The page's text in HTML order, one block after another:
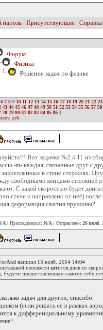
пароль | Присутствующие | Справка
Форум
Физика
Решение задач по физике
6 7 8 9 10 11 12 13 14 15 16 17 18 19 20 21 22 23
43 44 45 46 47 48 49 50 51 52 53 54 55 56 57 58
78 79 80 81 82 83 84 85 86 ]
, gvk
Вот задачка №2.4.11 из
-m- каждая, связанные друг с
закрепленных в стене стержнях.
свободными концами стержней
С какой скоростью будет
стене и направлено от неё)
деформация сжатия пружины?
A | Присоединился: N/A | Отправлено: 26 нояб.
написал 13 нояб. 2004 14:04
плоскости катится диск со
будучи предоставленным самому
задач для других, спасибо.
(если решать ее в рамках
к дифференциальному